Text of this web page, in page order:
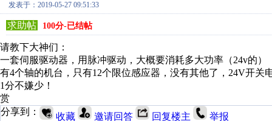
发表于：2019-05-27 09:51:33
求助帖 100分-已结帖
请教下大神们：
一套伺服驱动器，用脉冲驱动，大概要消耗多大功率（24v的）
有4个轴的机台，只有12个限位感应器，没有其他了，24V开关
1分不嫌少！
赏
分享到：
收藏 邀请回答 回复楼主 举报